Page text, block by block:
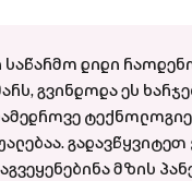
საწარმო დიდი
გვინდოდა ეს
გადავწყვიტეთ
მზის